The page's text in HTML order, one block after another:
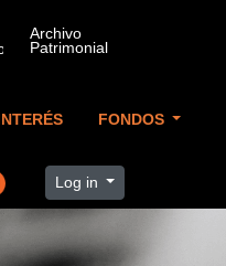
FONDOS
Log in